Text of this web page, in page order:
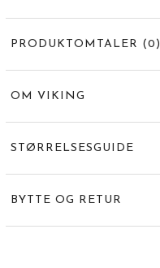
PRODUKTOMTALER (0 )
OM VIKING
STØRRELSESGUIDE
BYTTE OG RETUR